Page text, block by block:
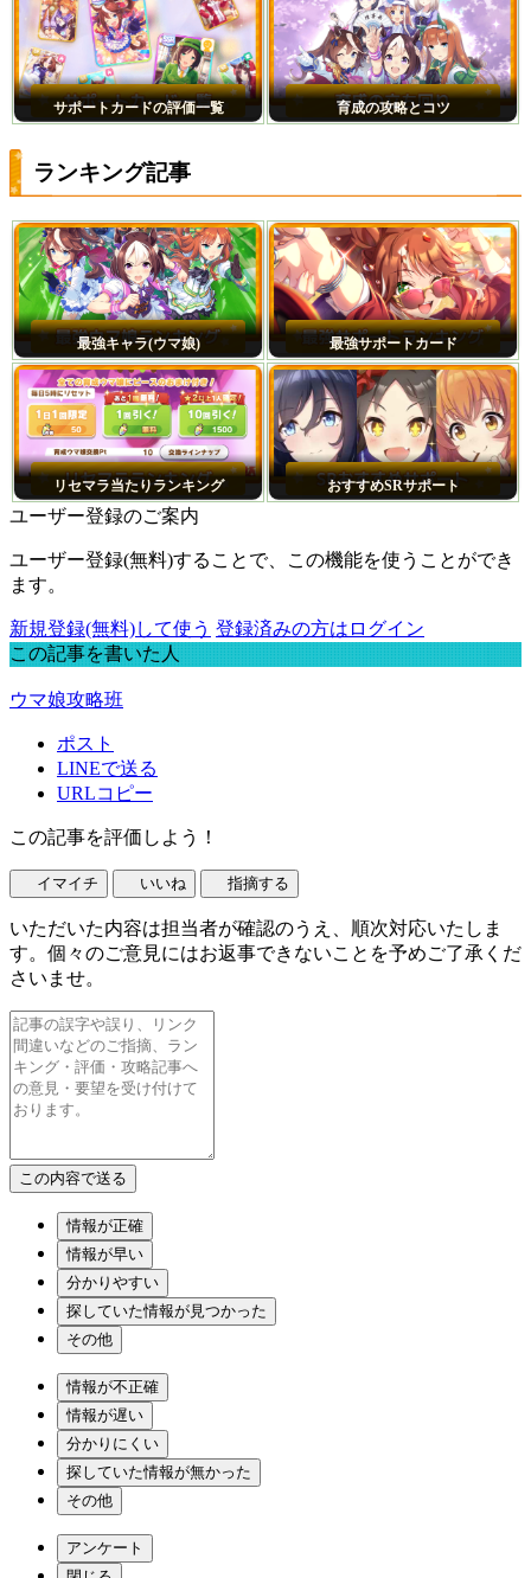
サポートカードの評価一覧 育成の攻略とコツ
ランキング記事
最強キャラ(ウマ娘) 最強サポートカード
リセマラ当たりランキング おすすめSRサポート
ユーザー登録のご案内
ユーザー登録(無料)することで、この機能を使うことができ
ます。
新規登録(無料)して使う 登録済みの方はログイン
この記事を書いた人
ウマ娘攻略班
ポスト
LINEで送る
URLコピー
この記事を評価しよう！
イマイチ いいね 指摘する
いただいた内容は担当者が確認のうえ、順次対応いたしま
す。個々のご意見にはお返事できないことを予めご了承くだ
さいませ。
情報が正確
情報が早い
分かりやすい
探していた情報が見つかった
その他
情報が不正確
情報が遅い
分かりにくい
探していた情報が無かった
その他
アンケート